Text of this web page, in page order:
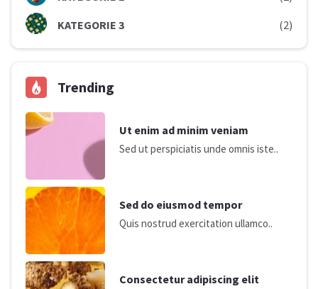
KATEGORIE 3
(2)
Trending
Ut enim ad minim veniam
Sed ut perspiciatis unde omnis iste..
Sed do eiusmod tempor
Quis nostrud exercitation ullamco..
Consectetur adipiscing elit